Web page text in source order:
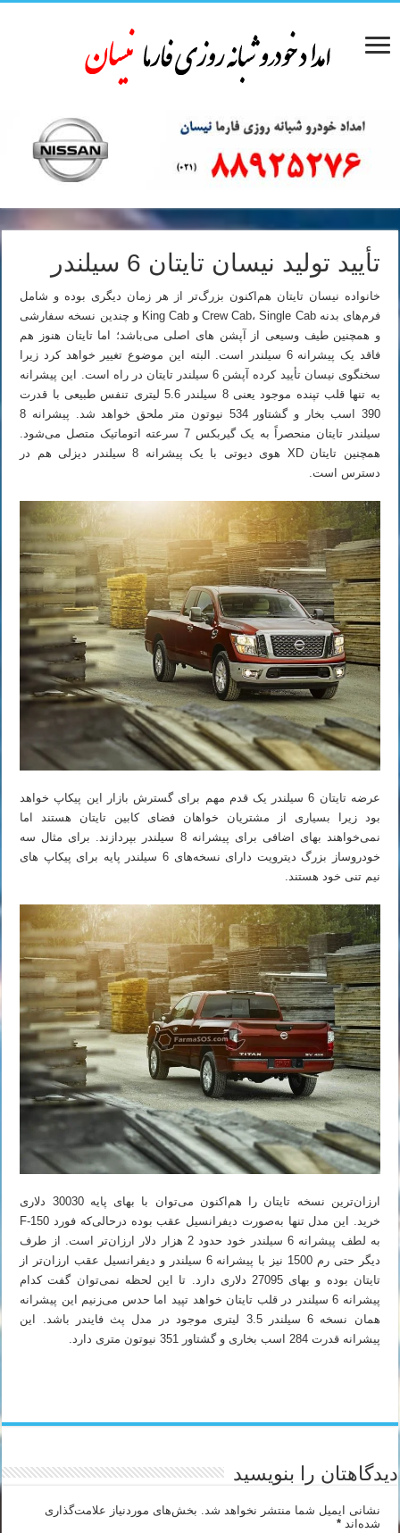
تأیید تولید نیسان تایتان 6 سیلندر
خانواده نیسان تایتان هم‌اکنون بزرگ‌تر از هر زمان دیگری بوده و شامل
فرم‌های بدنه Crew Cab، Single Cab و King Cab و چندین نسخه سفارشی
و همچنین طیف وسیعی از آپشن های اصلی می‌باشد؛ اما تایتان هنوز هم
فاقد یک پیشرانه 6 سیلندر است. البته این موضوع تغییر خواهد کرد زیرا
سخنگوی نیسان تأیید کرده آپشن 6 سیلندر تایتان در راه است. این پیشرانه
به تنها قلب تپنده موجود یعنی 8 سیلندر 5.6 لیتری تنفس طبیعی با قدرت
390 اسب بخار و گشتاور 534 نیوتون متر ملحق خواهد شد. پیشرانه 8
سیلندر تایتان منحصراً به یک گیربکس 7 سرعته اتوماتیک متصل می‌شود.
همچنین تایتان XD هوی دیوتی با یک پیشرانه 8 سیلندر دیزلی هم در
دسترس است.
عرضه تایتان 6 سیلندر یک قدم مهم برای گسترش بازار این پیکاپ خواهد
بود زیرا بسیاری از مشتریان خواهان فضای کابین تایتان هستند اما
نمی‌خواهند بهای اضافی برای پیشرانه 8 سیلندر بپردازند. برای مثال سه
خودروساز بزرگ دیترویت دارای نسخه‌های 6 سیلندر پایه برای پیکاپ های
نیم تنی خود هستند.
ارزان‌ترین نسخه تایتان را هم‌اکنون می‌توان با بهای پایه 30030 دلاری
خرید. این مدل تنها به‌صورت دیفرانسیل عقب بوده درحالی‌که فورد F-150
به لطف پیشرانه 6 سیلندر خود حدود 2 هزار دلار ارزان‌تر است. از طرف
دیگر حتی رم 1500 نیز با پیشرانه 6 سیلندر و دیفرانسیل عقب ارزان‌تر از
تایتان بوده و بهای 27095 دلاری دارد. تا این لحظه نمی‌توان گفت کدام
پیشرانه 6 سیلندر در قلب تایتان خواهد تپید اما حدس می‌زنیم این پیشرانه
همان نسخه 6 سیلندر 3.5 لیتری موجود در مدل پث فایندر باشد. این
پیشرانه قدرت 284 اسب بخاری و گشتاور 351 نیوتون متری دارد.
دیدگاهتان را بنویسید
نشانی ایمیل شما منتشر نخواهد شد.
بخش‌های موردنیاز علامت‌گذاری
شده‌اند*